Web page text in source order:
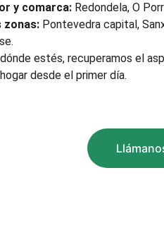
y comarca: Redondela, O
zonas: Pontevedra capital,
estés, recuperamos el
desde el primer día.